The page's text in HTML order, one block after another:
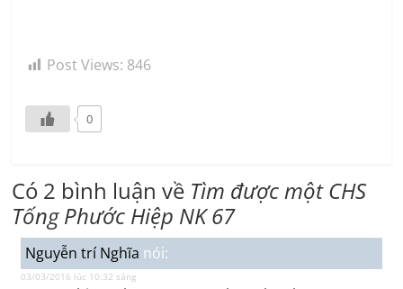
Post Views: 846
0
Có 2 bình luận về Tìm được một CHS
Tống Phước Hiệp NK 67
Nguyễn trí Nghĩa nói:
03/03/2016 lúc 10:32 sáng